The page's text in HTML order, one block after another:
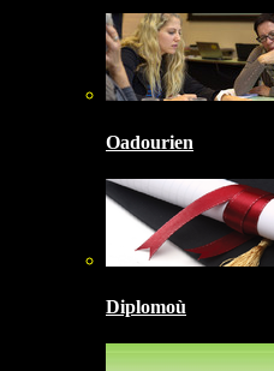
Oadourien
Diplomoù